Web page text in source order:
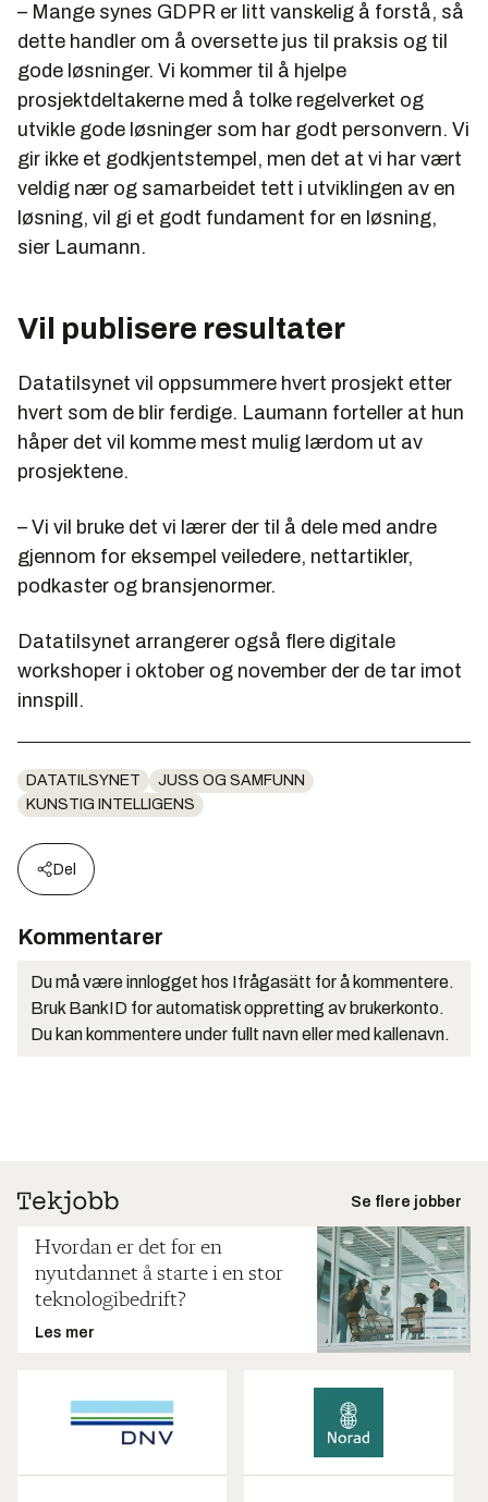
– Mange synes GDPR er litt vanskelig å forstå, så
dette handler om å oversette jus til praksis og til
gode løsninger. Vi kommer til å hjelpe
prosjektdeltakerne med å tolke regelverket og
utvikle gode løsninger som har godt personvern. Vi
gir ikke et godkjentstempel, men det at vi har vært
veldig nær og samarbeidet tett i utviklingen av en
løsning, vil gi et godt fundament for en løsning,
sier Laumann.
Vil publisere resultater
Datatilsynet vil oppsummere hvert prosjekt etter
hvert som de blir ferdige. Laumann forteller at hun
håper det vil komme mest mulig lærdom ut av
prosjektene.
– Vi vil bruke det vi lærer der til å dele med andre
gjennom for eksempel veiledere, nettartikler,
podkaster og bransjenormer.
Datatilsynet arrangerer også flere digitale
workshoper i oktober og november der de tar imot
innspill.
DATATILSYNET
JUSS OG SAMFUNN
KUNSTIG INTELLIGENS
Del
Kommentarer
Du må være innlogget hos Ifrågasätt for å kommentere.
Bruk BankID for automatisk oppretting av brukerkonto.
Du kan kommentere under fullt navn eller med kallenavn.
Se flere jobber
Hvordan er det for en
nyutdannet å starte i en stor
teknologibedrift?
Les mer